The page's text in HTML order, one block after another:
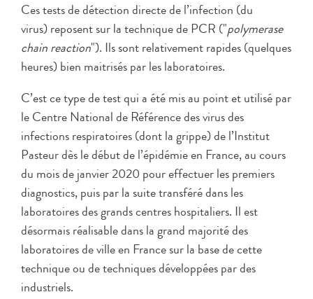
Ces tests de détection directe de l’infection (du
virus) reposent sur la technique de PCR ("polymerase
chain reaction"). Ils sont relativement rapides (quelques
heures) bien maitrisés par les laboratoires.
C’est ce type de test qui a été mis au point et utilisé par
le Centre National de Référence des virus des
infections respiratoires (dont la grippe) de l’Institut
Pasteur dès le début de l’épidémie en France, au cours
du mois de janvier 2020 pour effectuer les premiers
diagnostics, puis par la suite transféré dans les
laboratoires des grands centres hospitaliers. Il est
désormais réalisable dans la grand majorité des
laboratoires de ville en France sur la base de cette
technique ou de techniques développées par des
industriels.